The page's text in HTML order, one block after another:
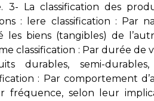
3- La classification des
: lere classification : Par
les biens (tangibles) de
classification : Par durée de
durables, semi-
: Par comportement
fréquence, selon leur